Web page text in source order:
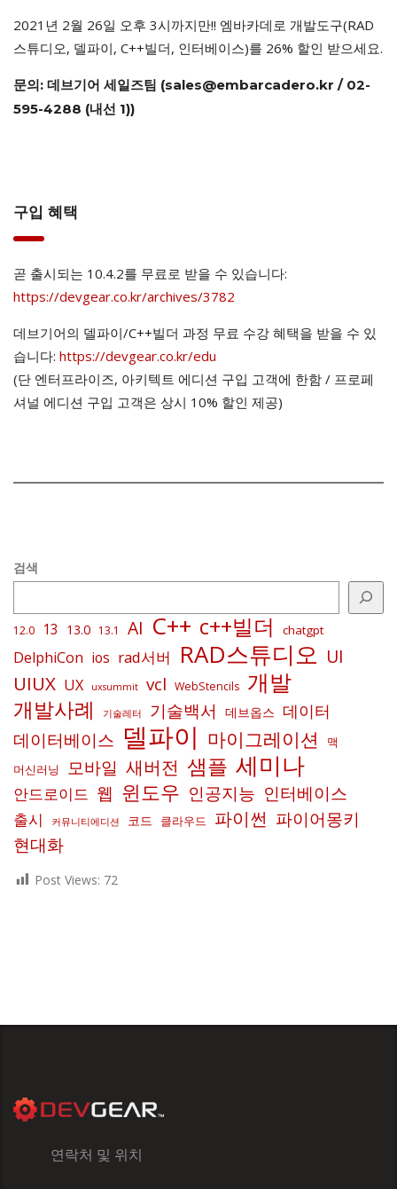
2021년 2월 26일 오후 3시까지만!! 엠바카데로 개발도구(RAD
스튜디오, 델파이, C++빌더, 인터베이스)를 26% 할인 받으세요.
문의: 데브기어 세일즈팀 (sales@embarcadero.kr / 02-
595-4288 (내선 1))
구입 혜택
곧 출시되는 10.4.2를 무료로 받을 수 있습니다:
https://devgear.co.kr/archives/3782
데브기어의 델파이/C++빌더 과정 무료 수강 혜택을 받을 수 있
습니다: https://devgear.co.kr/edu
(단 엔터프라이즈, 아키텍트 에디션 구입 고객에 한함 / 프로페
셔널 에디션 구입 고객은 상시 10% 할인 제공)
검색
12.0 13 13.0 13.1 AI C++ c++빌더 chatgpt
DelphiCon ios rad서버 RAD스튜디오 UI
UIUX UX uxsummit vcl WebStencils 개발
개발사례 기술레터 기술백서 데브옵스 데이터
데이터베이스 델파이 마이그레이션
맥
머신러닝
모바일 새버전 샘플 세미나
안드로이드 웹 윈도우 인공지능 인터베이스
출시 커뮤니티에디션 코드 클라우드 파이썬 파이어몽키
현대화
Post Views: 72
연락처 및 위치